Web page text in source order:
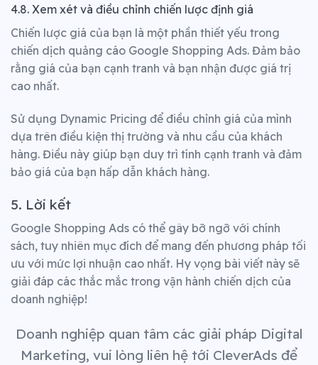
4.8. Xem xét và điều chỉnh chiến lược định giá
Chiến lược giá của bạn là một phần thiết yếu trong
chiến dịch quảng cáo Google Shopping Ads. Đảm bảo
rằng giá của bạn cạnh tranh và bạn nhận được giá trị
cao nhất.
Sử dụng Dynamic Pricing để điều chỉnh giá của mình
dựa trên điều kiện thị trường và nhu cầu của khách
hàng. Điều này giúp bạn duy trì tính cạnh tranh và đảm
bảo giá của bạn hấp dẫn khách hàng.
5. Lời kết
Google Shopping Ads có thể gây bỡ ngỡ với chính
sách, tuy nhiên mục đích để mang đến phương pháp tối
ưu với mức lợi nhuận cao nhất. Hy vọng bài viết này sẽ
giải đáp các thắc mắc trong vận hành chiến dịch của
doanh nghiệp!
Doanh nghiệp quan tâm các giải pháp Digital
Marketing, vui lòng liên hệ tới CleverAds để